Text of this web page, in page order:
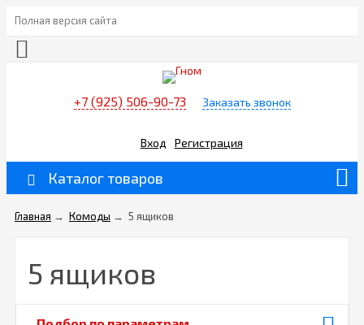
Полная версия сайта
+7 (925) 506-90-73 Заказать звонок
Вход Регистрация
Каталог товаров
Главная → Комоды → 5 ящиков
5 ящиков